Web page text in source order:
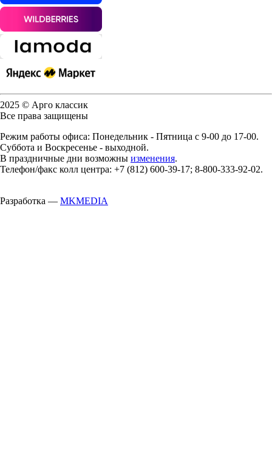
2025 © Арго классик
Все права защищены
Режим работы офиса: Понедельник - Пятница с 9-00 до 17-00.
Суббота и Воскресенье - выходной.
В праздничные дни возможны изменения.
Телефон/факс колл центра: +7 (812) 600-39-17; 8-800-333-92-02.
Разработка — MKMEDIA